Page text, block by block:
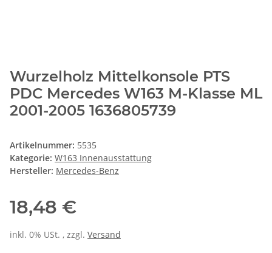
Wurzelholz Mittelkonsole PTS
PDC Mercedes W163 M-Klasse ML
2001-2005 1636805739
Artikelnummer: 5535
Kategorie: W163 Innenausstattung
Hersteller: Mercedes-Benz
18,48 €
inkl. 0% USt. , zzgl. Versand